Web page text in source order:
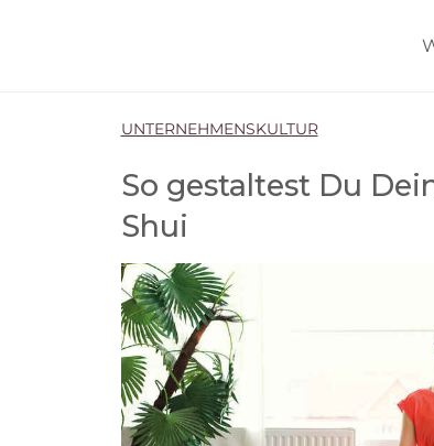
UNTERNEHMENSKULTUR
So gestaltest Du
Shui